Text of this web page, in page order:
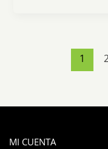
1
MI CUENTA